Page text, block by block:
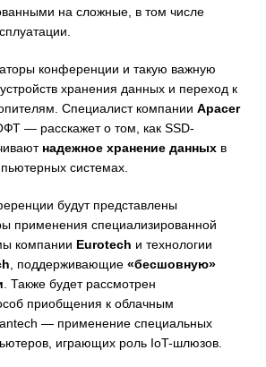
на сложные, в том числе
конференции и такую важную
хранения данных и переход к
Специалист компании Apacer
— расскажет о том, как SSD-
надежное хранение данных в
системах.
будут представлены
применения специализированной
компании Eurotech и технологии
, поддерживающие «бесшовную»
. Также будет рассмотрен
приобщения к облачным
— применение специальных
играющих роль IoT-шлюзов.